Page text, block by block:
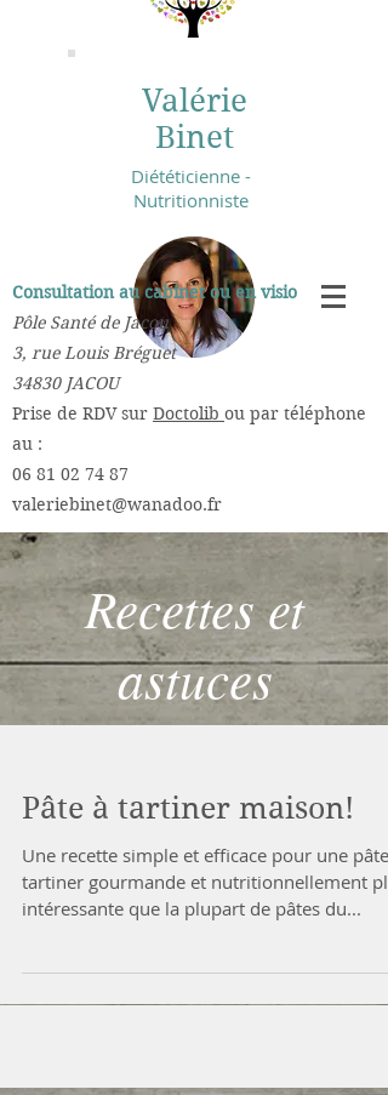
Valérie
Binet
Diététicienne -
Nutritionniste
Consultation au cabinet ou en visio :
Pôle Santé de Jacou
3, rue Louis Bréguet
34830 JACOU
​Prise de RDV sur Doctolib ou par téléphone
au :
06 81 02 74 87
valeriebinet@wanadoo.fr
Recettes et
astuces
Pâte à tartiner maison!
Une recette simple et efficace pour une pâte
tartiner gourmande et nutritionnellement
intéressante que la plupart de pâtes du...